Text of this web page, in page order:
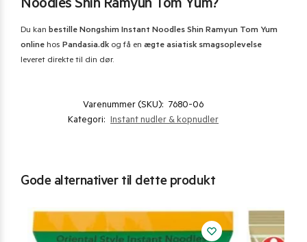
Noodles Shin Ramyun Tom Yum?
Du kan bestille Nongshim Instant Noodles Shin Ramyun Tom Yum
online hos Pandasia.dk og få en ægte asiatisk smagsoplevelse
leveret direkte til din dør.
Varenummer (SKU): 7680-06
Kategori: Instant nudler & kopnudler
Gode alternativer til dette produkt